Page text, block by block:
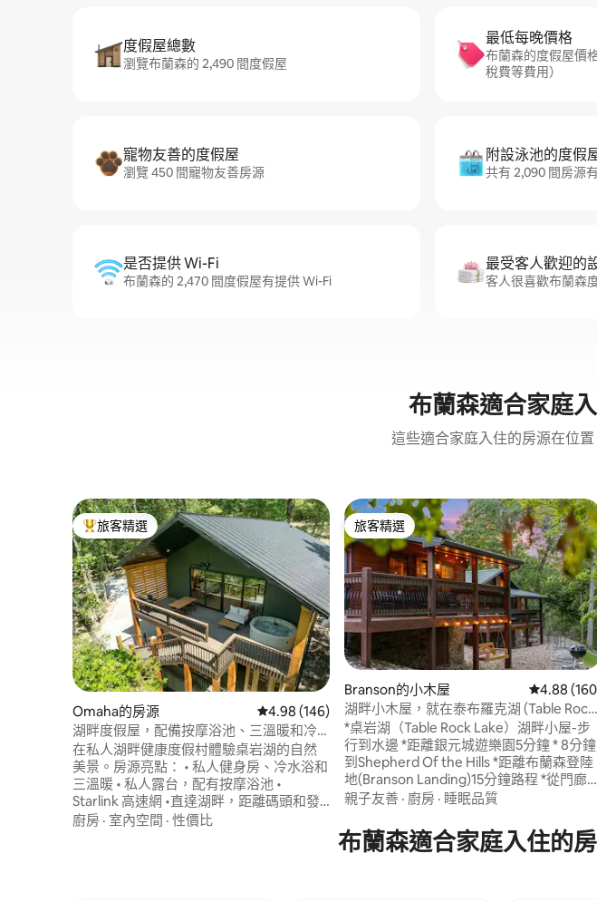
度假屋總數
瀏覽布蘭森的 2,490 間度假屋
最低每晚價格
布蘭森的度假屋價
稅費等費用）
寵物友善的度假屋
瀏覽 450 間寵物友善房源
附設泳池的度假
共有 2,090 間房源
是否提供 Wi-Fi
布蘭森的 2,470 間度假屋有提供 Wi-Fi
最受客人歡迎的
客人很喜歡布蘭森
布蘭森適合家庭
這些適合家庭入住的房源在位
旅客精選榜首
旅客精選
Omaha的房源 從 146 則評價中獲得 4.98 的平均評分（滿分 5 分）
4.98 (146)
湖畔度假屋，配備按摩浴池、三溫暖和冷
水浴池
在私人湖畔健康度假村體驗桌岩湖的自然
美景。房源亮點： • 私人健身房、冷水浴和
三溫暖 • 私人露台，配有按摩浴池 •
Starlink 高速網 •直達湖畔，距離碼頭和發
射台2英里 •距離Big Cedar、Top of the
廚房 · 室內空間 · 性價比
旅客精選
旅客精選
Branson的小木屋 從 160 則
4.88
湖畔小木屋，就在泰布羅克湖 (Table Rock
Lake) 旁！
*桌岩湖（Table Rock Lake）湖畔小屋-步
行到水邊 *距離銀元城遊樂園5分鐘 * 8分鐘
到Shepherd Of the Hills *距離布蘭森登陸
地(Branson Landing)15分鐘路程 *從門廊可
欣賞湖景 *釣魚/遊泳的游泳碼頭 *碼頭提供
（鹽水和滑水道）和按摩浴池 *步行小徑 *
火坑 *木炭烤架 *船坡 *特大床 *拉出式沙發
親子友善 · 廚房 · 睡眠品質
布蘭森適合家庭入住的